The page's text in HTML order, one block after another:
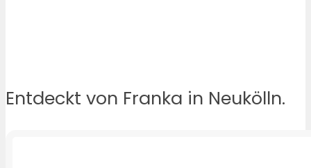
Entdeckt von Franka in Neukölln.